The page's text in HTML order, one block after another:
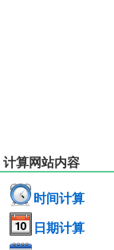
计算网站内容
时间计算
日期计算